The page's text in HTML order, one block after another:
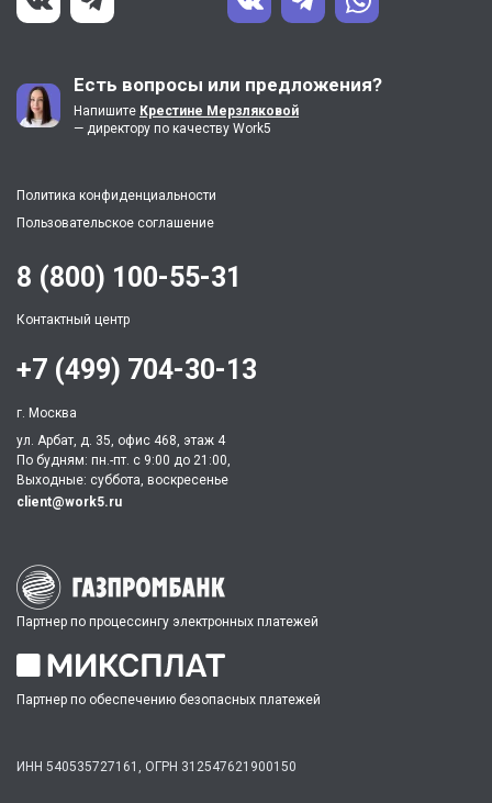
Есть вопросы или предложения?
Напишите Крестине Мерзляковой
— директору по качеству Work5
Политика конфиденциальности
Пользовательское соглашение
Партнер по процессингу электронных платежей
Партнер по обеспечению безопасных платежей
ИНН 540535727161, ОГРН 312547621900150
8 (800) 100-55-31
Контактный центр
+7 (499) 704-30-13
г. Москва
ул. Арбат, д. 35, офис 468, этаж 4
По будням: пн.-пт. c 9:00 до 21:00,
Выходные: суббота, воскресенье
client@work5.ru